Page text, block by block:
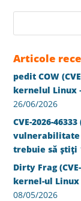
Articole
pedit COW
kernelul Linux
26/06/2026
CVE-2026-
vulnerabilitate
trebuie să știți
Dirty Frag
kernel-ul
08/05/2026